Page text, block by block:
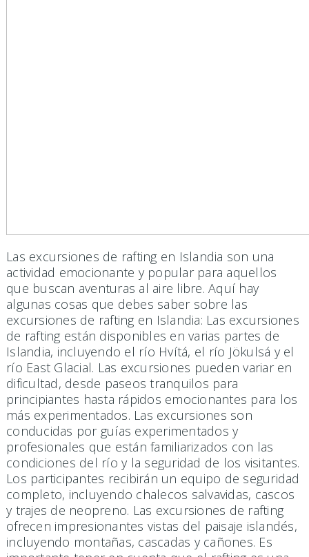
Las excursiones de rafting en Islandia son una
actividad emocionante y popular para aquellos
que buscan aventuras al aire libre. Aquí hay
algunas cosas que debes saber sobre las
excursiones de rafting en Islandia: Las excursiones
de rafting están disponibles en varias partes de
Islandia, incluyendo el río Hvítá, el río Jökulsá y el
río East Glacial. Las excursiones pueden variar en
dificultad, desde paseos tranquilos para
principiantes hasta rápidos emocionantes para los
más experimentados. Las excursiones son
conducidas por guías experimentados y
profesionales que están familiarizados con las
condiciones del río y la seguridad de los visitantes.
Los participantes recibirán un equipo de seguridad
completo, incluyendo chalecos salvavidas, cascos
y trajes de neopreno. Las excursiones de rafting
ofrecen impresionantes vistas del paisaje islandés,
incluyendo montañas, cascadas y cañones. Es